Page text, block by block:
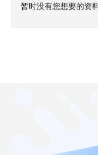
暂时没有您想要的资